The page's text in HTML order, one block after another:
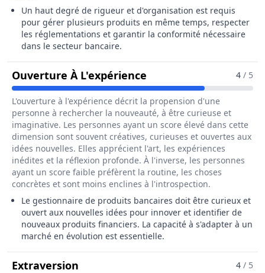
Un haut degré de rigueur et d'organisation est requis
pour gérer plusieurs produits en même temps, respecter
les réglementations et garantir la conformité nécessaire
dans le secteur bancaire.
Ouverture À L'expérience Pour Le Métier De
4 / 5
L'ouverture à l'expérience décrit la propension d'une
personne à rechercher la nouveauté, à être curieuse et
imaginative. Les personnes ayant un score élevé dans cette
dimension sont souvent créatives, curieuses et ouvertes aux
idées nouvelles. Elles apprécient l'art, les expériences
inédites et la réflexion profonde. À l'inverse, les personnes
ayant un score faible préfèrent la routine, les choses
concrètes et sont moins enclines à l'introspection.
Le gestionnaire de produits bancaires doit être curieux et
ouvert aux nouvelles idées pour innover et identifier de
nouveaux produits financiers. La capacité à s'adapter à un
marché en évolution est essentielle.
Extraversion Pour Le Métier De Gestionnaire
4 / 5